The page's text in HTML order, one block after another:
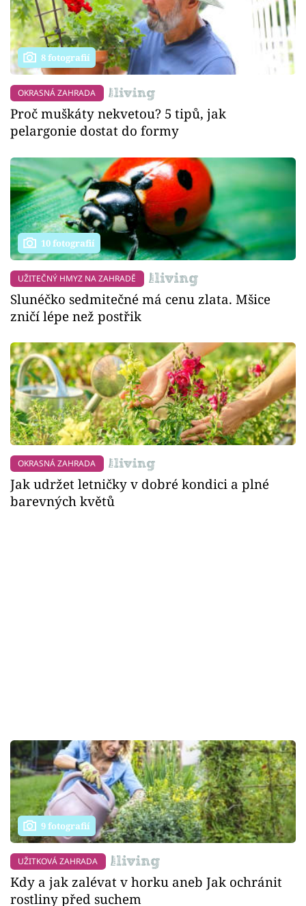
8 fotografií
OKRASNÁ ZAHRADA
Proč muškáty nekvetou? 5 tipů, jak
pelargonie dostat do formy
10 fotografií
UŽITEČNÝ HMYZ NA ZAHRADĚ
Slunéčko sedmitečné má cenu zlata. Mšice
zničí lépe než postřik
OKRASNÁ ZAHRADA
Jak udržet letničky v dobré kondici a plné
barevných květů
9 fotografií
UŽITKOVÁ ZAHRADA
Kdy a jak zalévat v horku aneb Jak ochránit
rostliny před suchem